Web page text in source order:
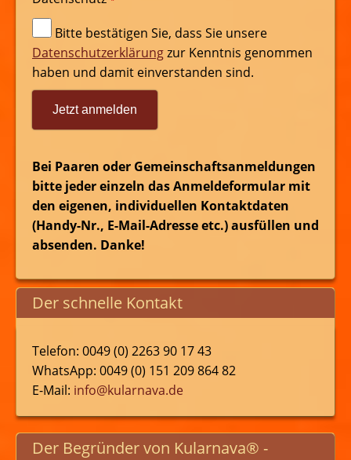
Bitte bestätigen Sie, dass Sie unsere
Datenschutzerklärungzur Kenntnis genommen
haben und damit einverstanden sind.
Jetzt anmelden
Bei Paaren oder Gemeinschaftsanmeldungen
bitte jeder einzeln das Anmeldeformular mit
den eigenen, individuellen Kontaktdaten
(Handy-Nr., E-Mail-Adresse etc.) ausfüllen und
absenden. Danke!
Der schnelle Kontakt
Telefon: 0049 (0) 2263 90 17 43
WhatsApp: 0049 (0) 151 209 864 82
E-Mail: info@kularnava.de
Der Begründer von Kularnava® -